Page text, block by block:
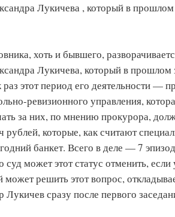
Лукичева , который в
хоть и бывшего,
Лукичева, который в прошлом
этот период его деятельности —
ревизионного управления,
за них, по мнению прокурора,
которые, как считают
банкет. Всего в деле — 7
может этот статус отменить, если
может решить этот вопрос,
сразу после первого